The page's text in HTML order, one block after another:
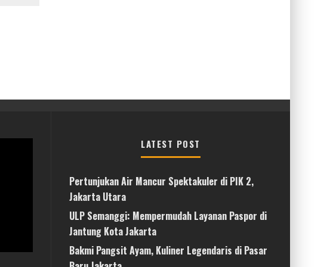
LATEST POST
Pertunjukan Air Mancur Spektakuler di PIK 2,
Jakarta Utara
ULP Semanggi: Mempermudah Layanan Paspor di
Jantung Kota Jakarta
Bakmi Pangsit Ayam, Kuliner Legendaris di Pasar